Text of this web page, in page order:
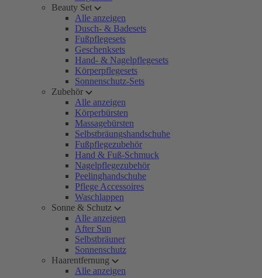
Beauty Set
Alle anzeigen
Dusch- & Badesets
Fußpflegesets
Geschenksets
Hand- & Nagelpflegesets
Körperpflegesets
Sonnenschutz-Sets
Zubehör
Alle anzeigen
Körperbürsten
Massagebürsten
Selbstbräungshandschuhe
Fußpflegezubehör
Hand & Fuß-Schmuck
Nagelpflegezubehör
Peelinghandschuhe
Pflege Accessoires
Waschlappen
Sonne & Schutz
Alle anzeigen
After Sun
Selbstbräuner
Sonnenschutz
Haarentfernung
Alle anzeigen